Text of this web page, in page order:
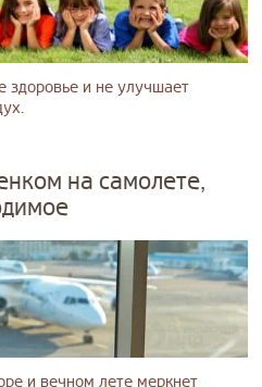
здоровье и не улучшает
на самолете,
и вечном лете меркнет